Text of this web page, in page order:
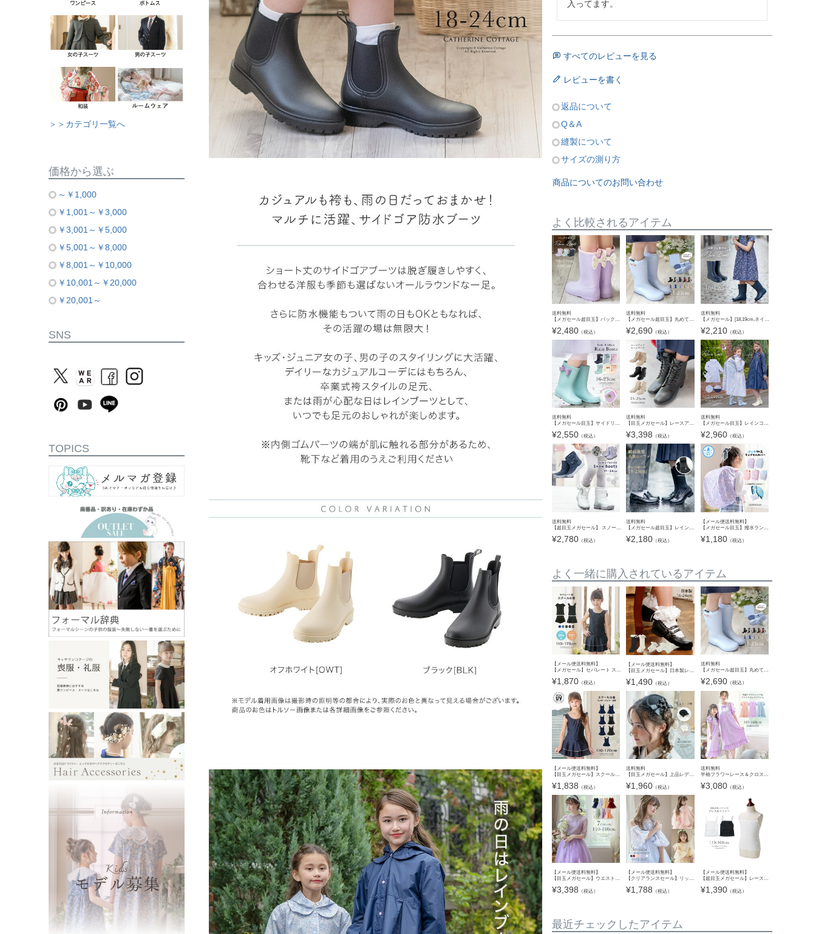
＞＞カテゴリ一覧へ
価格から選ぶ
～￥1,000
￥1,001～￥3,000
￥3,001～￥5,000
￥5,001～￥8,000
￥8,001～￥10,000
￥10,001～￥20,000
￥20,001～
SNS
TOPICS
すべてのレビューを見る
レビューを書く
返品について
Q＆A
縫製について
サイズの測り方
商品についてのお問い合わせ
よく比較されるアイテム
送料無料
【メガセール超目玉】バックリボンレインブーツ 長靴 レインブーツ キッズ 女の子 子供 キャサリンコテージ TAK
¥2,480（税込）
送料無料
【メガセール超目玉】丸めてコンパクトに持ち運べる長靴！ 男女兼用レインブーツTAK
¥2,690 （税込）
送料無料
【メガセール】[18,19cm,ネイビーのみ]低温でも固くならず履き心地の良い天然ゴム製 長靴 エンボスレインブーツ レイングッズ 長靴 無地 キッズレインブーツ TAK
¥2,210（税込）
送料無料
【メガセール目玉】サイドリボン レインブーツ 長靴 キッズ 女の子 ジュニア TAK
¥2,550（税込）
送料無料
【目玉メガセール】レースアップヒールブーツ 袴ブーツ 編み上げブーツ 太めヒール 5cmヒール 8ホール 黒 ベージュ 和装 履物 フォーマル カジュアル 女の子 キッズ ジュニア 小学生 中学生 高校生 大
¥3,398 （税込）
送料無料
【メガセール目玉】レインコート ランドセル対応TAK
¥2,960（税込）
送料無料
【超目玉メガセール】 スノーブーツ 収納式スパイク付き 女の子 カジュアルブーツ ウィンターブーツ キッズ ジュニア 防滑 防寒靴 雪 雪靴 ミドル丈 裏起毛 キャサリンコテージ TAK
¥2,780（税込）
送料無料
【メガセール超目玉】レインローファー レイングッズ 長靴 晴雨兼用 ローファー 学生 通学 通勤 防水 雨靴 レインシューズ キッズ ジュニア レディース キャサリンコテージ TAK
¥2,180 （税込）
【メール便送料無料】
【メガセール目玉】撥水ランドセルカバー 猫花柄 小花柄 入学 通学 小学校 小学生 レインカバー 雨具 はっ水加工 ゴム 収納袋付き 女の子 YUP12《メール便優先商品》 キャサリンコテージ
¥1,180（税込）
よく一緒に購入されているアイテム
【メール便送料無料】
【メガセール】セパレート スクール水着上下セット 透けない上質生地 インナーパンツ付き スカート型 キュロット型 キッズ ジュニア 女の子 紺 黒 フリル 半袖 めくれ防止フック付き かわい
¥1,870（税込）
【メール便送料無料】
【目玉メガセール】日本製レースソックス フォーマル フォーマル用ソックス・タイツ YUP12《メール便優先商品》
¥1,490 （税込）
送料無料
【メガセール超目玉】丸めてコンパクトに持ち運べる長靴！ 男女兼用レインブーツTAK
¥2,690（税込）
【メール便送料無料】
【目玉メガセール】スクール水着 UVカット 女の子 キッズ 透けない上質生地 濃紺 キッズ スカート 女の子 小学生 中学生 ワンピース おしゃれ 110 120 130 140 150 160 170 キャサリンコテ
¥1,838 （税込）
送料無料
【目玉メガセール】上品レディーの気品トーク帽 髪飾り ミニハット ヘッドドレス アクセサリー ヘアアクセサリー その他アクセサリー・小物 TAK
¥1,960 （税込）
送料無料
半袖フラワーレース＆クロスリボンネグリジェ キッズ ジュニア 子供用 女の子 ルームウェア ナイトドレス プリンセス風 キャサリンコテージ TAK
¥3,080（税込）
【メール便送料無料】
【目玉メガセール】ウエストビジューのデコルテ透かしレースドレス キッズドレス 子供ドレス 七分袖 ピアノ発表会・結婚式 女の子フォーマル キッズ キャサリンコテージ YUP12 《メール便優
¥3,398 （税込）
【メール便送料無料】
【クリアランスセール】リッチ映え！ ふわふわつけ袖 キッズドレス ドレス フォーマル レース フリル リボン チュール 付け袖 アームカバー ノースリーブドレス用 キャサリンコテージ YUP12
¥1,788 （税込）
【メール便送料無料】
【超目玉メガセール】レースキャミソール ドレスインナー キッズ 女の子 肌着 キャサリンコテージ YUP12 ≪メール便優先商品≫
¥1,390（税込）
最近チェックしたアイテム